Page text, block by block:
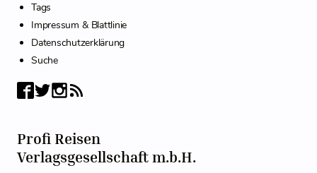
Tags
Impressum & Blattlinie
Datenschutzerklärung
Suche
Profi Reisen
Verlagsgesellschaft m.b.H.